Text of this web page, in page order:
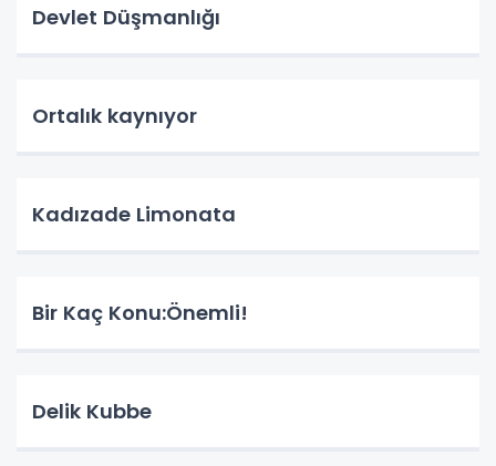
Devlet Düşmanlığı
Ortalık kaynıyor
Kadızade Limonata
Bir Kaç Konu:Önemli!
Delik Kubbe